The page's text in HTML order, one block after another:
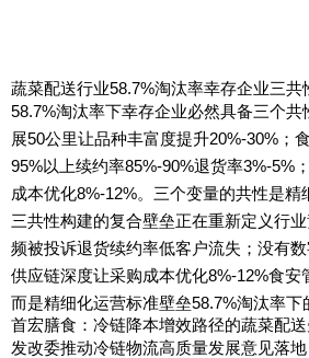
蔬菜配送行业58.7%淘汰率幸存企业三
58.7%淘汰率下幸存企业必然具备三个
展50公里让品种丰富度提升20%-30%；
95%以上续约率85%-90%退货率3%-5%
成本优化8%-12%。三个变量的共性是精
三共性构建的复合壁垒正在重新定义行
频被投诉退货续约率低客户流失；没有
供应链深度让采购成本优化8%-12%食
而是精细化运营标准壁垒58.7%淘汰率
首宏膳食：冷链降本增效路径的蔬菜配
发改委推动冷链物流高质量发展意见落地